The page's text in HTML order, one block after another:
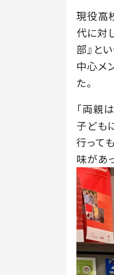
現役高
代に対
部』と
中心メ
た。
「両親
子ども
行って
味があ